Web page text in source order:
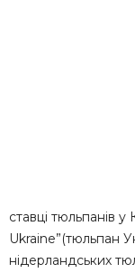
ставці тюльпанів
Ukraine”(тюльпан
нідерландських